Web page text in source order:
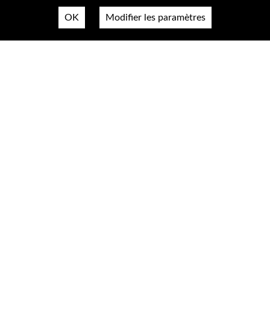
OK Modifier les paramètres